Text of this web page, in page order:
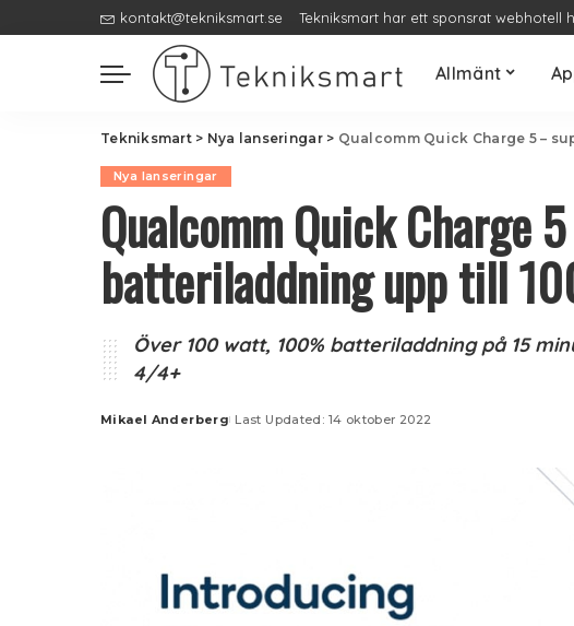
kontakt@tekniksmart.se Tekniksmart har ett sponsrat webhotell
Allmänt
Tekniksmart> Nya lanseringar> Qualcomm Quick Charge 5 –
Nya lanseringar
Qualcomm Quick Charge
batteriladdning upp till
Över 100 watt, 100% batteriladdning på 15
4/4+
Posted
Mikael Anderberg Last Updated: 14 oktober 2022